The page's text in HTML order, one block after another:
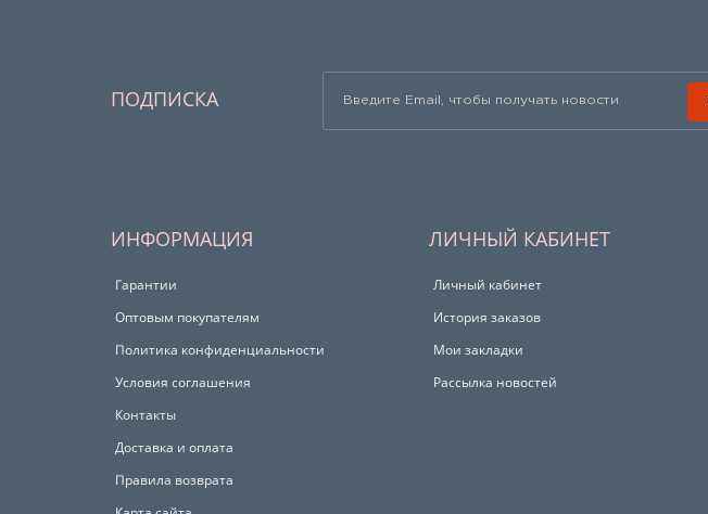
ПОДПИСКА
ИНФОРМАЦИЯ
Гарантии
Оптовым покупателям
Политика конфиденциальности
Условия соглашения
Контакты
Доставка и оплата
Правила возврата
ЛИЧНЫЙ КАБИНЕТ
Личный кабинет
История заказов
Мои закладки
Рассылка новостей